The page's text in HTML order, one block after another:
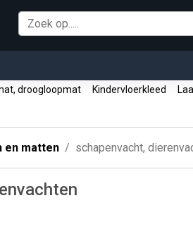
droogloopmat Kindervloerkleed
en matten schapenvacht,